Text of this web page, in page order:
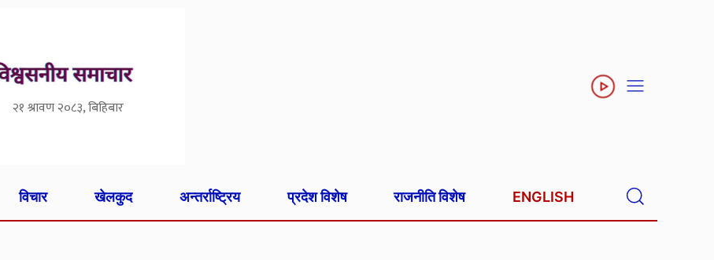
२१ श्रावण २०८३, बिहिबार
विचार खेलकुद अन्तर्राष्ट्रिय प्रदेश विशेष राजनीति विशेष ENGLISH